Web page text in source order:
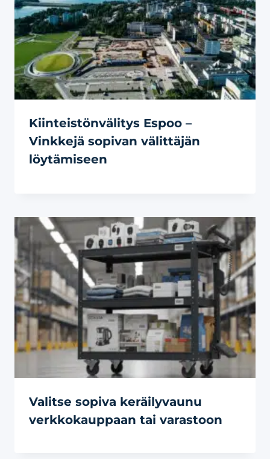
Kiinteistönvälitys Espoo –
Vinkkejä sopivan välittäjän
löytämiseen
Valitse sopiva keräilyvaunu
verkkokauppaan tai varastoon